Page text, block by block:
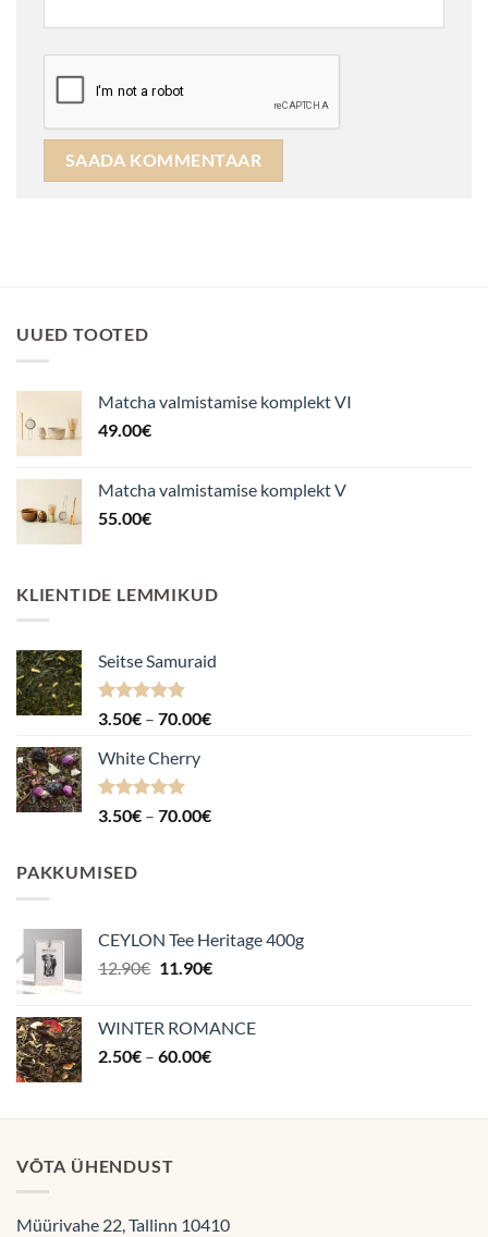
UUED TOOTED
Matcha valmistamise komplekt VI
49.00€
Matcha valmistamise komplekt V
55.00€
KLIENTIDE LEMMIKUD
Seitse Samuraid
Hinnanguga
3.50€ – 70.00€Hinnavahemik:
White Cherry
Hinnanguga
3.50€ – 70.00€Hinnavahemik:
PAKKUMISED
CEYLON Tee Heritage 400g
12.90€ Algne
12.90€.
11.90€Praegune
11.90€.
WINTER ROMANCE
2.50€ – 60.00€Hinnavahemik:
60.00€
VÕTA ÜHENDUST
Müürivahe 22, Tallinn 10410